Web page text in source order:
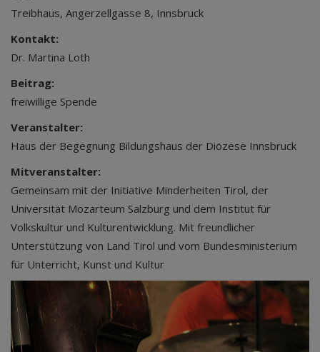
Treibhaus, Angerzellgasse 8, Innsbruck
Kontakt:
Dr. Martina Loth
Beitrag:
freiwillige Spende
Veranstalter:
Haus der Begegnung Bildungshaus der Diözese Innsbruck
Mitveranstalter:
Gemeinsam mit der Initiative Minderheiten Tirol, der
Universität Mozarteum Salzburg und dem Institut für
Volkskultur und Kulturentwicklung. Mit freundlicher
Unterstützung von Land Tirol und vom Bundesministerium
für Unterricht, Kunst und Kultur